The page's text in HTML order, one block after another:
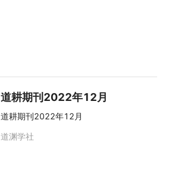
道耕期刊2022年12月
道耕期刊2022年12月
道渊学社